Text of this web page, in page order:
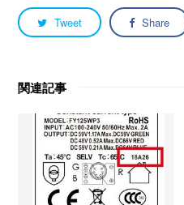
Tweet Share
関連記事